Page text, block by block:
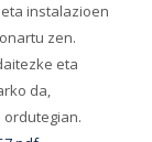
instalazioen
zen.
eta
da,
ordutegian.